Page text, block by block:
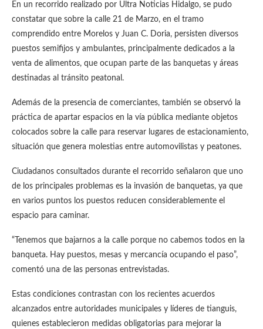
En un recorrido realizado por Ultra Noticias Hidalgo, se pudo
constatar que sobre la calle 21 de Marzo, en el tramo
comprendido entre Morelos y Juan C. Doria, persisten diversos
puestos semifijos y ambulantes, principalmente dedicados a la
venta de alimentos, que ocupan parte de las banquetas y áreas
destinadas al tránsito peatonal.
Además de la presencia de comerciantes, también se observó la
práctica de apartar espacios en la vía pública mediante objetos
colocados sobre la calle para reservar lugares de estacionamiento,
situación que genera molestias entre automovilistas y peatones.
Ciudadanos consultados durante el recorrido señalaron que uno
de los principales problemas es la invasión de banquetas, ya que
en varios puntos los puestos reducen considerablemente el
espacio para caminar.
“Tenemos que bajarnos a la calle porque no cabemos todos en la
banqueta. Hay puestos, mesas y mercancía ocupando el paso”,
comentó una de las personas entrevistadas.
Estas condiciones contrastan con los recientes acuerdos
alcanzados entre autoridades municipales y líderes de tianguis,
quienes establecieron medidas obligatorias para mejorar la